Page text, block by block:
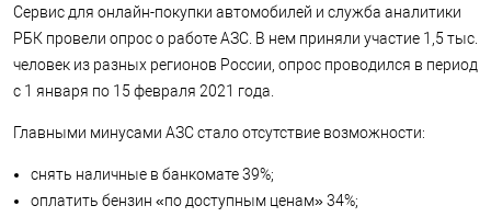
Сервис для онлайн-покупки автомобилей и служба аналитики
РБК провели опрос о работе АЗС. В нем приняли участие 1,5 тыс.
человек из разных регионов России, опрос проводился в период
с 1 января по 15 февраля 2021 года.
Главными минусами АЗС стало отсутствие возможности:
снять наличные в банкомате 39%;
оплатить бензин «по доступным ценам» 34%;